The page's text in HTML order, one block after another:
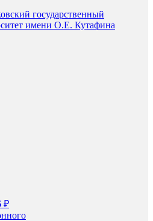
государственный
имени О.Е. Кутафина
₽